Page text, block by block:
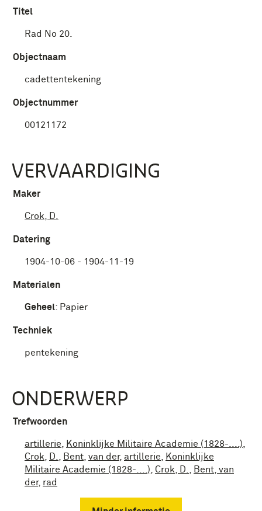
Titel
Rad No 20.
Objectnaam
cadettentekening
Objectnummer
00121172
VERVAARDIGING
Maker
Crok, D.
Datering
1904-10-06 - 1904-11-19
Materialen
Geheel: Papier
Techniek
pentekening
ONDERWERP
Trefwoorden
artillerie Koninklijke Militaire Academie (1828-....)
Crok
D. Bent van der, artillerie
Koninklijke
Militaire Academie (1828-....) Crok, D.
Bent, van
der, rad